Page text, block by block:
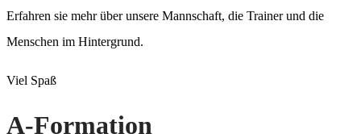
Erfahren sie mehr über unsere Mannschaft, die Trainer und die
Menschen im Hintergrund.
Viel Spaß
A-Formation